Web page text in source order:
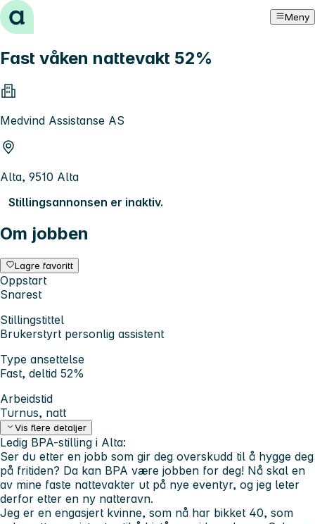
Hopp til innhold Meny
Fast våken nattevakt 52%
Medvind Assistanse AS
Alta, 9510 Alta
Stillingsannonsen er inaktiv.
Om jobben
Lagre favoritt
Oppstart
Snarest
Stillingstittel
Brukerstyrt personlig assistent
Type ansettelse
Fast, deltid 52%
Arbeidstid
Turnus, natt
Vis flere detaljer
Ledig BPA-stilling i Alta:
Ser du etter en jobb som gir deg overskudd til å hygge deg
på fritiden? Da kan BPA være jobben for deg! Nå skal en
av mine faste nattevakter ut på nye eventyr, og jeg leter
derfor etter en ny natteravn.
Jeg er en engasjert kvinne, som nå har bikket 40, som